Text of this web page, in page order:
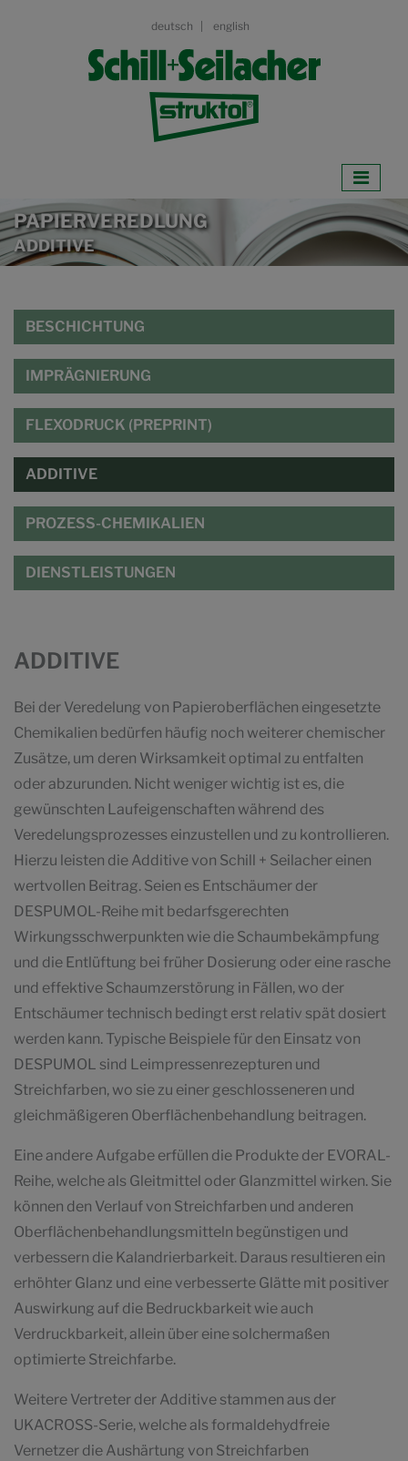
deutsch english
PAPIERVEREDLUNG
ADDITIVE
BESCHICHTUNG
IMPRÄGNIERUNG
FLEXODRUCK (PREPRINT)
ADDITIVE
PROZESS-CHEMIKALIEN
DIENSTLEISTUNGEN
ADDITIVE
Bei der Veredelung von Papieroberflächen eingesetzte
Chemikalien bedürfen häufig noch weiterer chemischer
Zusätze, um deren Wirksamkeit optimal zu entfalten
oder abzurunden. Nicht weniger wichtig ist es, die
gewünschten Laufeigenschaften während des
Veredelungsprozesses einzustellen und zu kontrollieren.
Hierzu leisten die Additive von Schill + Seilacher einen
wertvollen Beitrag. Seien es Entschäumer der
DESPUMOL-Reihe mit bedarfsgerechten
Wirkungsschwerpunkten wie die Schaumbekämpfung
und die Entlüftung bei früher Dosierung oder eine rasche
und effektive Schaumzerstörung in Fällen, wo der
Entschäumer technisch bedingt erst relativ spät dosiert
werden kann. Typische Beispiele für den Einsatz von
DESPUMOL sind Leimpressenrezepturen und
Streichfarben, wo sie zu einer geschlosseneren und
gleichmäßigeren Oberflächenbehandlung beitragen.
Eine andere Aufgabe erfüllen die Produkte der EVORAL-
Reihe, welche als Gleitmittel oder Glanzmittel wirken. Sie
können den Verlauf von Streichfarben und anderen
Oberflächenbehandlungsmitteln begünstigen und
verbessern die Kalandrierbarkeit. Daraus resultieren ein
erhöhter Glanz und eine verbesserte Glätte mit positiver
Auswirkung auf die Bedruckbarkeit wie auch
Verdruckbarkeit, allein über eine solchermaßen
optimierte Streichfarbe.
Weitere Vertreter der Additive stammen aus der
UKACROSS-Serie, welche als formaldehydfreie
Vernetzer die Aushärtung von Streichfarben